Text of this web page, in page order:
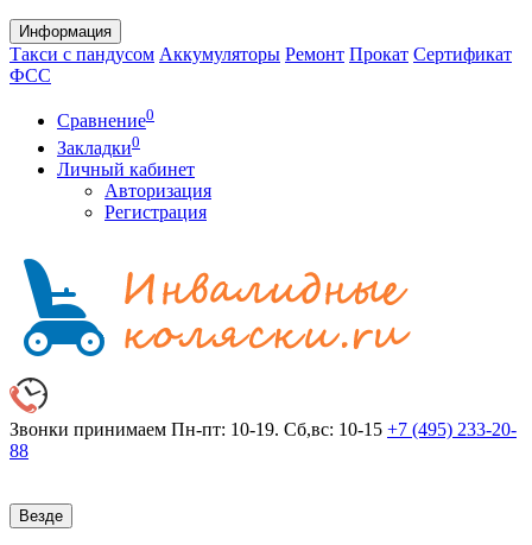
Информация
Такси с пандусом Аккумуляторы Ремонт Прокат Сертификат
ФСС
Сравнение0
Закладки0
Личный кабинет
Авторизация
Регистрация
Звонки принимаем Пн-пт: 10-19. Сб,вс: 10-15 +7 (495) 233-20-
88
Везде